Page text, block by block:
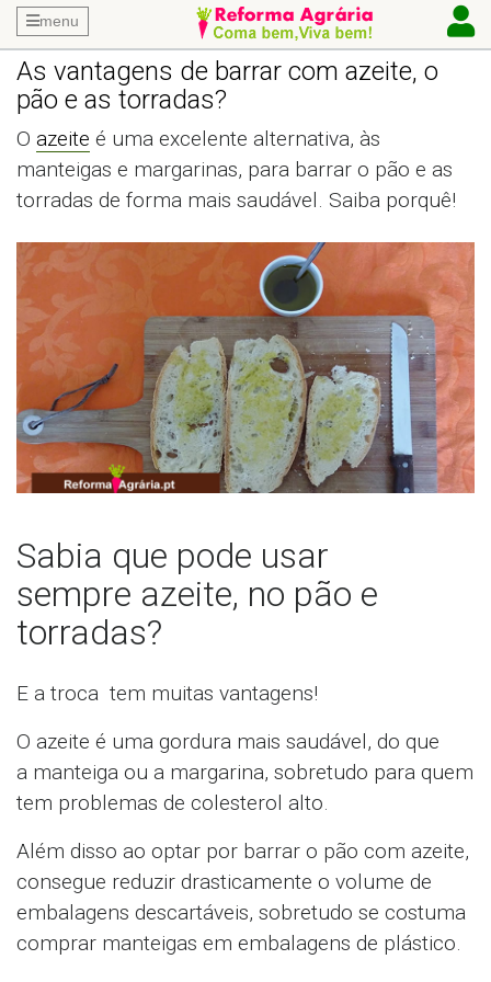
menu
As vantagens de barrar com azeite, o
pão e as torradas?
O azeite é uma excelente alternativa, às
manteigas e margarinas, para barrar o pão e as
torradas de forma mais saudável. Saiba porquê!
Sabia que pode usar
sempre azeite, no pão e
torradas?
E a troca tem muitas vantagens!
O azeite é uma gordura mais saudável, do que
a manteiga ou a margarina, sobretudo para quem
tem problemas de colesterol alto.
Além disso ao optar por barrar o pão com azeite,
consegue reduzir drasticamente o volume de
embalagens descartáveis, sobretudo se costuma
comprar manteigas em embalagens de plástico.